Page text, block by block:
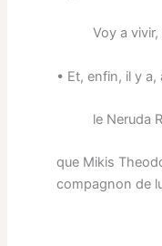
Voy a
• Et, enfin, il y
le Neruda
que Mikis
compagnon de